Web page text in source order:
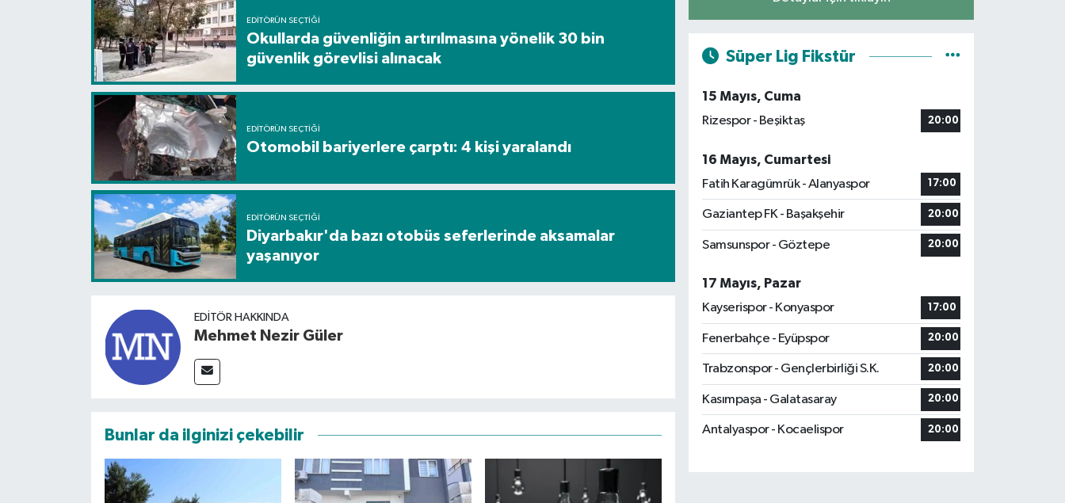
EDITÖRÜN SEÇTIĞI
Okullarda güvenliğin artırılmasına yönelik 30 bin
güvenlik görevlisi alınacak
EDITÖRÜN SEÇTIĞI
Otomobil bariyerlere çarptı: 4 kişi yaralandı
EDITÖRÜN SEÇTIĞI
Diyarbakır'da bazı otobüs seferlerinde aksamalar
yaşanıyor
EDITÖR HAKKINDA
Mehmet Nezir Güler
Bunlar da ilginizi çekebilir
Süper Lig Fikstür
15 Mayıs, Cuma
Rizespor - Beşiktaş
20:00
16 Mayıs, Cumartesi
Fatih Karagümrük - Alanyaspor
17:00
Gaziantep FK - Başakşehir 20:00
Samsunspor - Göztepe 20:00
17 Mayıs, Pazar
Kayserispor - Konyaspor
17:00
Fenerbahçe - Eyüpspor 20:00
Trabzonspor - Gençlerbirliği S.K. 20:00
Kasımpaşa - Galatasaray 20:00
Antalyaspor - Kocaelispor 20:00